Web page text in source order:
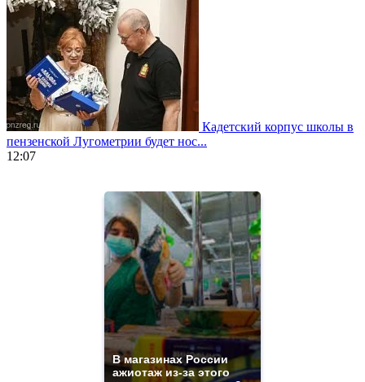
Кадетский корпус школы в
пензенской Лугометрии будет нос...
12:07
https://gradewatches.to/
В магазинах России
ажиотаж из-за этого